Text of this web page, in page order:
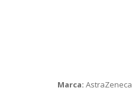
Marca: AstraZeneca